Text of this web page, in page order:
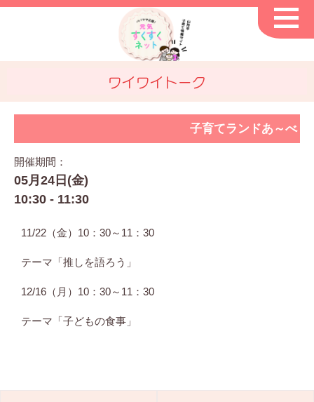
ワイワイトーク
子育てランドあ～べ
開催期間：
05月24日(金)
10:30 - 11:30
11/22（金）10：30～11：30
テーマ「推しを語ろう」
12/16（月）10：30～11：30
テーマ「子どもの食事」